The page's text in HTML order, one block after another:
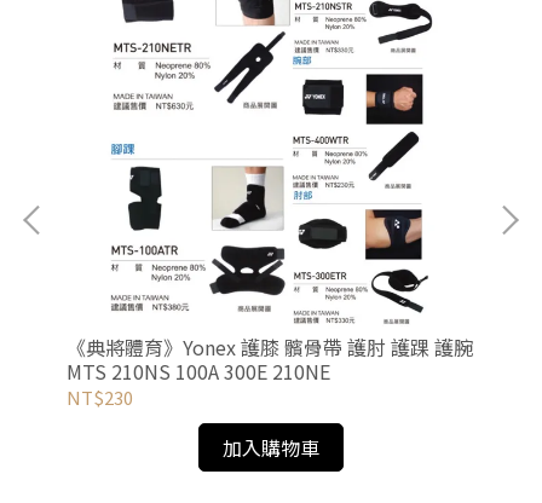
《典將體育》Yonex 護膝 髕骨帶 護肘 護踝 護腕
MTS 210NS 100A 300E 210NE
NT$230
加入購物車